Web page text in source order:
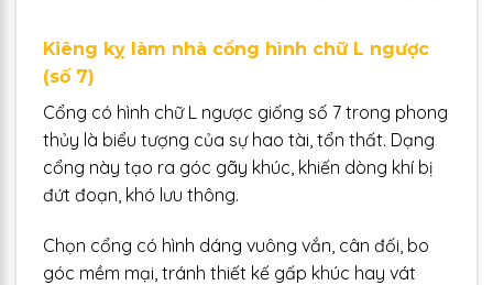
Kiêng kỵ làm nhà cổng hình chữ L ngược
(số 7)
Cổng có hình chữ L ngược giống số 7 trong phong
thủy là biểu tượng của sự hao tài, tổn thất. Dạng
cổng này tạo ra góc gãy khúc, khiến dòng khí bị
đứt đoạn, khó lưu thông.
Chọn cổng có hình dáng vuông vắn, cân đối, bo
góc mềm mại, tránh thiết kế gấp khúc hay vát